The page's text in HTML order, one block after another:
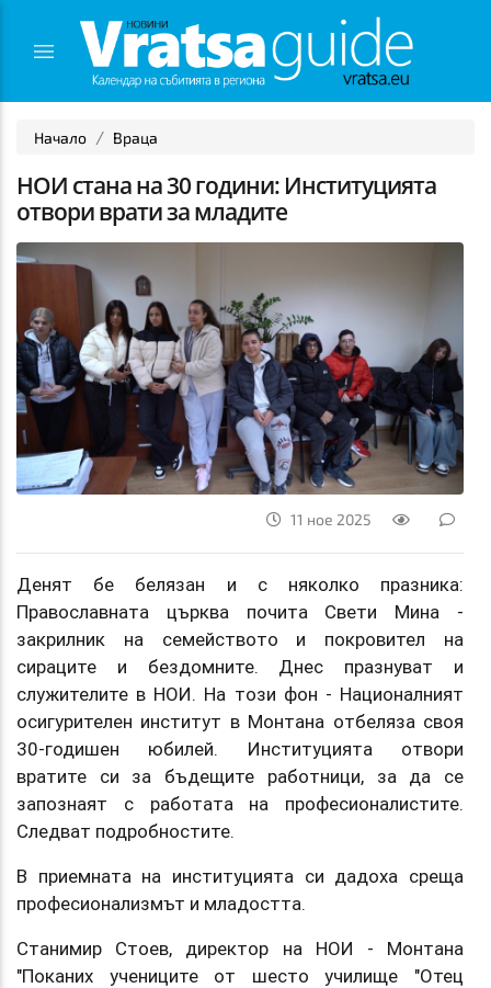
Начало Враца
НОИ стана на 30 години: Институцията
отвори врати за младите
11 ное 2025
Денят бе белязан и с няколко празника:
Православната църква почита Свети Мина -
закрилник на семейството и покровител на
сираците и бездомните. Днес празнуват и
служителите в НОИ. На този фон - Националният
осигурителен институт в Монтана отбеляза своя
30-годишен юбилей. Институцията отвори
вратите си за бъдещите работници, за да се
запознаят с работата на професионалистите.
Следват подробностите.
В приемната на институцията си дадоха среща
професионализмът и младостта.
Станимир Стоев, директор на НОИ - Монтана
"Поканих учениците от шесто училище "Отец